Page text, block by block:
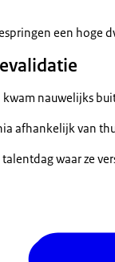
een hoge
nauwelijks
afhankelijk van
waar ze